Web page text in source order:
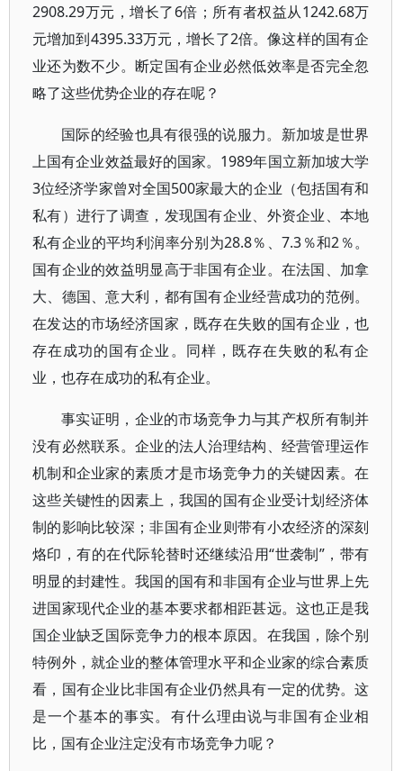
2908.29万元，增长了6倍；所有者权益从1242.68万
元增加到4395.33万元，增长了2倍。像这样的国有企
业还为数不少。断定国有企业必然低效率是否完全忽
略了这些优势企业的存在呢？
国际的经验也具有很强的说服力。新加坡是世界
上国有企业效益最好的国家。1989年国立新加坡大学
3位经济学家曾对全国500家最大的企业（包括国有和
私有）进行了调查，发现国有企业、外资企业、本地
私有企业的平均利润率分别为28.8％、7.3％和2％。
国有企业的效益明显高于非国有企业。在法国、加拿
大、德国、意大利，都有国有企业经营成功的范例。
在发达的市场经济国家，既存在失败的国有企业，也
存在成功的国有企业。同样，既存在失败的私有企
业，也存在成功的私有企业。
事实证明，企业的市场竞争力与其产权所有制并
没有必然联系。企业的法人治理结构、经营管理运作
机制和企业家的素质才是市场竞争力的关键因素。在
这些关键性的因素上，我国的国有企业受计划经济体
制的影响比较深；非国有企业则带有小农经济的深刻
烙印，有的在代际轮替时还继续沿用“世袭制”，带有
明显的封建性。我国的国有和非国有企业与世界上先
进国家现代企业的基本要求都相距甚远。这也正是我
国企业缺乏国际竞争力的根本原因。在我国，除个别
特例外，就企业的整体管理水平和企业家的综合素质
看，国有企业比非国有企业仍然具有一定的优势。这
是一个基本的事实。有什么理由说与非国有企业相
比，国有企业注定没有市场竞争力呢？